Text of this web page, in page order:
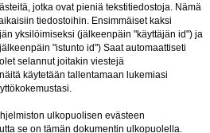
jotka ovat pieniä tekstitiedostoja. Nämä
tiedostoihin. Ensimmäiset kaksi
yksilöimiseksi (jälkeenpäin "käyttäjän id") ja
"istunto id") Saat automaattiseti
selannut joitakin viestejä
käytetään tallentamaan lukemiasi
ulkopuolisen evästeen
se on tämän dokumentin ulkopuolella.